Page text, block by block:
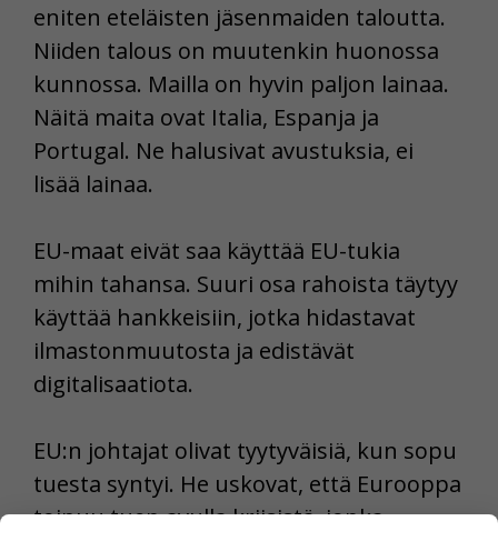
eniten eteläisten jäsenmaiden taloutta.
Niiden talous on muutenkin huonossa
kunnossa. Mailla on hyvin paljon lainaa.
Näitä maita ovat Italia, Espanja ja
Portugal. Ne halusivat avustuksia, ei
lisää lainaa.
EU-maat eivät saa käyttää EU-tukia
mihin tahansa. Suuri osa rahoista täytyy
käyttää hankkeisiin, jotka hidastavat
ilmastonmuutosta ja edistävät
digitalisaatiota.
EU:n johtajat olivat tyytyväisiä, kun sopu
tuesta syntyi. He uskovat, että Eurooppa
toipuu tuen avulla kriisistä, jonka